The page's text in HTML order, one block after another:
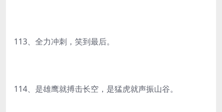
113、全力冲刺，笑到最后。
114、是雄鹰就搏击长空，是猛虎就声振山谷。